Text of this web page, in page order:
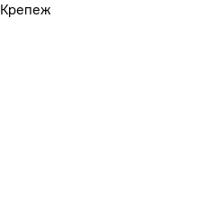
Крепеж